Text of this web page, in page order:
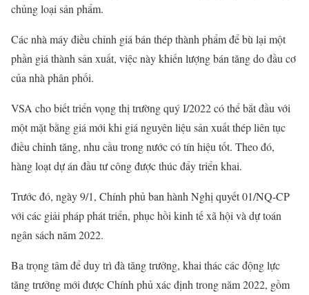
chủng loại sản phẩm.
Các nhà máy điều chỉnh giá bán thép thành phẩm để bù lại một
phần giá thành sản xuất, việc này khiến lượng bán tăng do đầu cơ
của nhà phân phối.
VSA cho biết triển vọng thị trường quý I/2022 có thể bắt đầu với
một mặt bằng giá mới khi giá nguyên liệu sản xuất thép liên tục
điều chỉnh tăng, nhu cầu trong nước có tín hiệu tốt. Theo đó,
hàng loạt dự án đầu tư công được thúc đẩy triển khai.
Trước đó, ngày 9/1, Chính phủ ban hành Nghị quyết 01/NQ-CP
với các giải pháp phát triển, phục hồi kinh tế xã hội và dự toán
ngân sách năm 2022.
Ba trọng tâm để duy trì đà tăng trưởng, khai thác các động lực
tăng trưởng mới được Chính phủ xác định trong năm 2022, gồm